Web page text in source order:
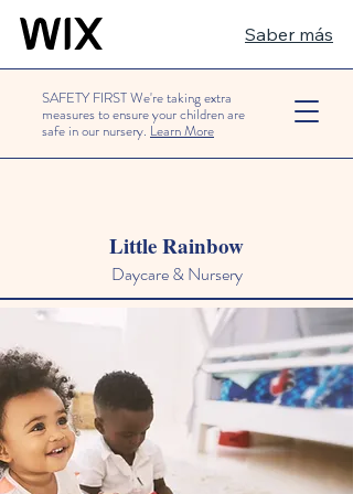
Saber más